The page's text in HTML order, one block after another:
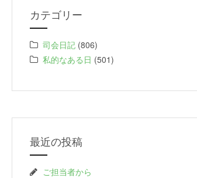
カテゴリー
司会日記 (806)
私的なある日 (501)
最近の投稿
ご担当者から